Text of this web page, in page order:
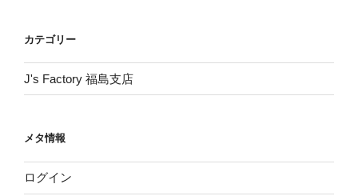
カテゴリー
J's Factory 福島支店
メタ情報
ログイン